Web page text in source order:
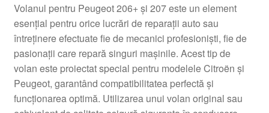
Despre noi
Finalizare comandă
Livrare
Volanul pentru Peugeot 206+ și 207 este un element
esențial pentru orice lucrări de reparații auto sau
întreținere efectuate fie de mecanici profesioniști, fie de
pasionații care repară singuri mașinile. Acest tip de
volan este proiectat special pentru modelele Citroën și
Peugeot, garantând compatibilitatea perfectă și
funcționarea optimă. Utilizarea unui volan original sau